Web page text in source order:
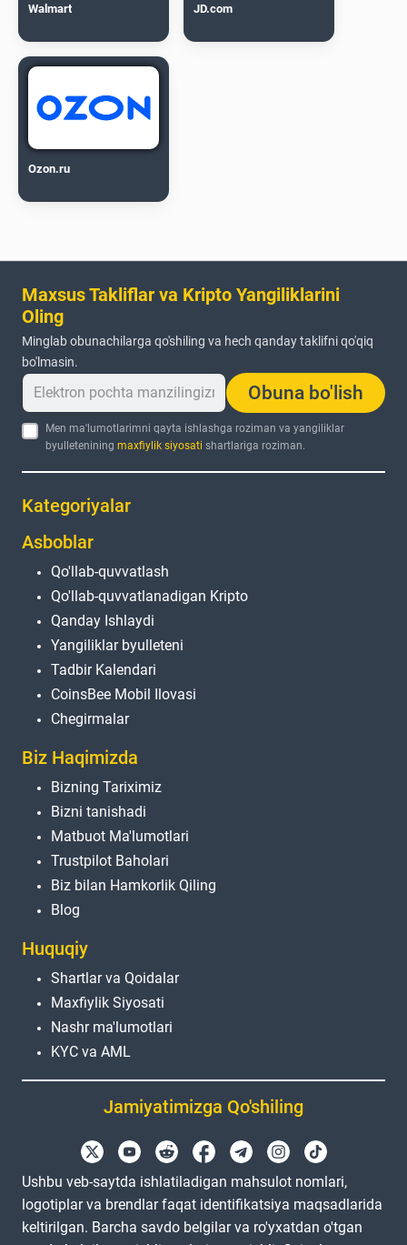
Walmart JD.com
Ozon.ru
Maxsus Takliflar va Kripto Yangiliklarini
Oling
Minglab obunachilarga qo'shiling va hech qanday taklifni qo'qiq
bo'lmasin.
Obuna bo'lish
Men ma'lumotlarimni qayta ishlashga roziman va yangiliklar
byulleteniningmaxfiylik siyosati shartlariga roziman.
Kategoriyalar
Asboblar
Qo'llab-quvvatlash
Qo'llab-quvvatlanadigan Kripto
Qanday Ishlaydi
Yangiliklar byulleteni
Tadbir Kalendari
CoinsBee Mobil Ilovasi
Chegirmalar
Biz Haqimizda
Bizning Tariximiz
Bizni tanishadi
Matbuot Ma'lumotlari
Trustpilot Baholari
Biz bilan Hamkorlik Qiling
Blog
Huquqiy
Shartlar va Qoidalar
Maxfiylik Siyosati
Nashr ma'lumotlari
KYC va AML
Jamiyatimizga Qo'shiling
Ushbu veb-saytda ishlatiladigan mahsulot nomlari,
logotiplar va brendlar faqat identifikatsiya maqsadlarida
keltirilgan. Barcha savdo belgilar va ro'yxatdan o'tgan